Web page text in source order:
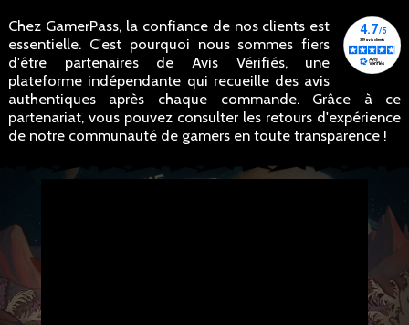
Chez GamerPass, la confiance de nos clients est
essentielle. C'est pourquoi nous sommes fiers
d'être partenaires de Avis Vérifiés, une
plateforme indépendante qui recueille des avis
authentiques après chaque commande. Grâce à ce
partenariat, vous pouvez consulter les retours d'expérience
de notre communauté de gamers en toute transparence !